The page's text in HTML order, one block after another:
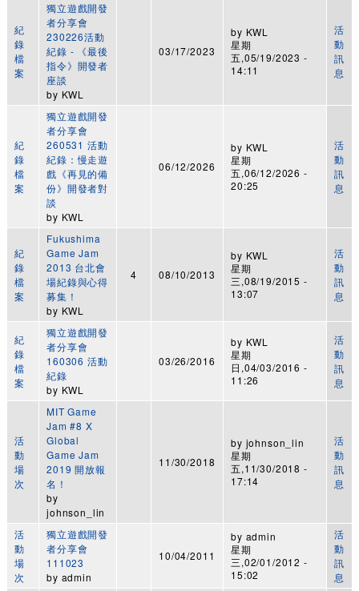
紀
錄
檔
案
獨立遊戲開發
者分享會
230226活動
紀錄 - 《最後
指令》開發者
座談
by KWL
03/17/2023
by KWL
星期
五,05/19/2023 -
14:11
活
動
訊
息
紀
錄
檔
案
獨立遊戲開發
者分享會
260531 活動
紀錄：慢走遊
戲《再見的備
份》開發者對
談
by KWL
06/12/2026
by KWL
星期
五,06/12/2026 -
20:25
活
動
訊
息
紀
錄
檔
案
Fukushima
Game Jam
2013 台北會
場紀錄與心得
募集！
by KWL
4 08/10/2013
by KWL
星期
三,08/19/2015 -
13:07
活
動
訊
息
紀
錄
檔
案
獨立遊戲開發
者分享會
160306 活動
紀錄
by KWL
03/26/2016
by KWL
星期
日,04/03/2016 -
11:26
活
動
訊
息
活
動
場
次
MIT Game
Jam #8 X
Global
Game Jam
2019 開放報
名！
by
johnson_lin
11/30/2018
by johnson_lin
星期
五,11/30/2018 -
17:14
活
動
訊
息
活
動
場
次
獨立遊戲開發
者分享會
111023
by admin
10/04/2011
by admin
星期
三,02/01/2012 -
15:02
活
動
訊
息